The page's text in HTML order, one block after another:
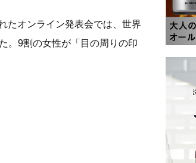
たオンライン発表会では、世界
。9割の女性が「目の周りの印